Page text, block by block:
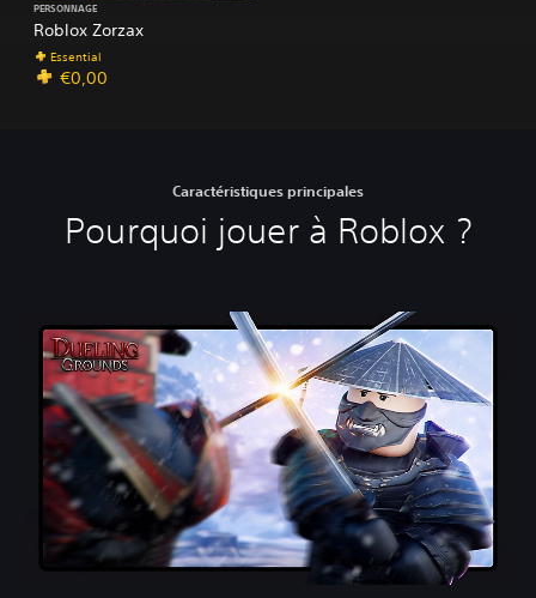
Roblox Zorzax
PERSONNAGE
Essential
€0,00
Caractéristiques principales
Pourquoi jouer à Roblox ?